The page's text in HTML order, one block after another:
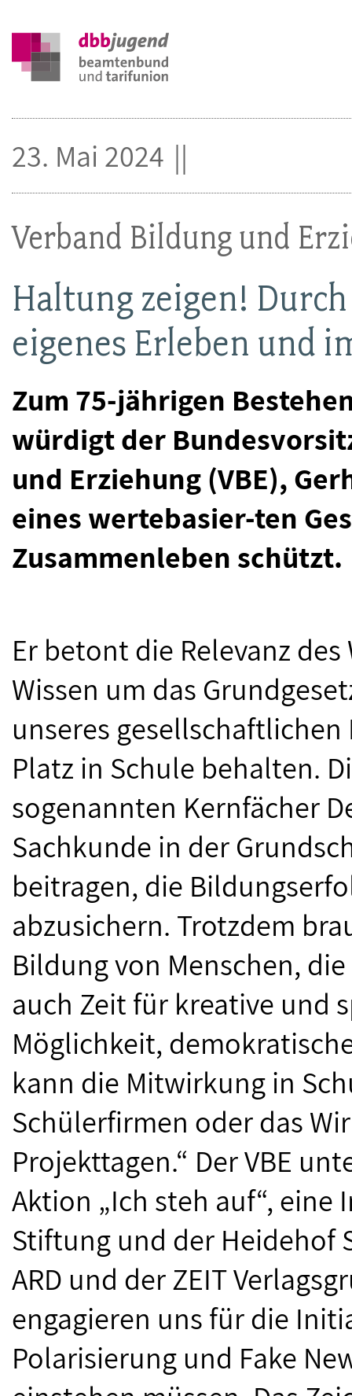
Verband Bildung und
Haltung zeigen!
eigenes Erleben und
Zum 75-jährigen
würdigt der
und Erziehung (VBE),
eines wertebasier-ten
Zusammenleben schützt.
23. Mai 2024
Er betont die Relevanz
Wissen um das
unseres
Platz in Schule behalten.
sogenannten Kernfächer
Sachkunde in der
beitragen, die
abzusichern. Trotzdem
Bildung von Menschen,
auch Zeit für kreative und
Möglichkeit,
kann die Mitwirkung in
Schülerfirmen oder das
Projekttagen.“ Der VBE
Aktion „Ich steh auf“,
Stiftung und der Heidehof
ARD und der ZEIT
engagieren uns für die
Polarisierung und Fake